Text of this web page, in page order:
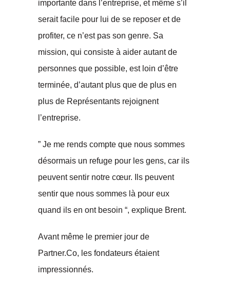
importante dans l’entreprise, et même s’il
serait facile pour lui de se reposer et de
profiter, ce n’est pas son genre. Sa
mission, qui consiste à aider autant de
personnes que possible, est loin d’être
terminée, d’autant plus que de plus en
plus de Représentants rejoignent
l’entreprise.
” Je me rends compte que nous sommes
désormais un refuge pour les gens, car ils
peuvent sentir notre cœur. Ils peuvent
sentir que nous sommes là pour eux
quand ils en ont besoin “, explique Brent.
Avant même le premier jour de
Partner.Co, les fondateurs étaient
impressionnés.